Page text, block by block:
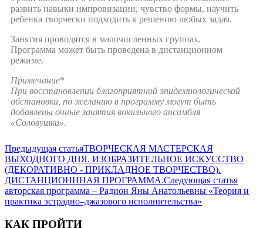
развить навыки импровизации, чувство формы, научить
ребенка творчески подходить к решению любых задач.
Занятия проводятся в малочисленных группах.
Программа может быть проведена в дистанционном
режиме.
Примечание*
При восстановлении благоприятной эпидемиологической
обстановки, по желанию в программу могут быть
добавлены очные занятия вокального ансамбля
«Соловушки».
Предыдущая статьяТВОРЧЕСКАЯ МАСТЕРСКАЯ
ВЫХОДНОГО ДНЯ. ИЗОБРАЗИТЕЛЬНОЕ ИСКУССТВО
(ДЕКОРАТИВНО - ПРИКЛАДНОЕ ТВОРЧЕСТВО).
ДИСТАНЦИОНННАЯ ПРОГРАММА.Следующая статья
авторская программа – Радион Яны Анатольевны «Теория и
практика эстрадно–джазового исполнительства»
КАК ПРОЙТИ